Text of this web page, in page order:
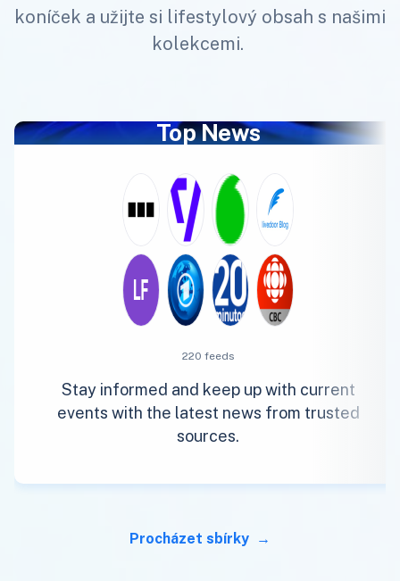
koníček a užijte si lifestylový obsah s našimi
kolekcemi.
Top News
220 feeds
Stay informed and keep up with current
events with the latest news from trusted
sources.
Procházet sbírky